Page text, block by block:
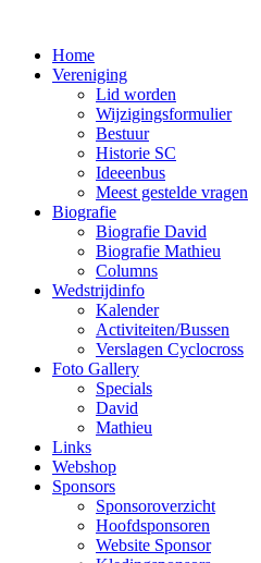
Home
Vereniging
Lid worden
Wijzigingsformulier
Bestuur
Historie SC
Ideeenbus
Meest gestelde vragen
Biografie
Biografie David
Biografie Mathieu
Columns
Wedstrijdinfo
Kalender
Activiteiten/Bussen
Verslagen Cyclocross
Foto Gallery
Specials
David
Mathieu
Links
Webshop
Sponsors
Sponsoroverzicht
Hoofdsponsoren
Website Sponsor